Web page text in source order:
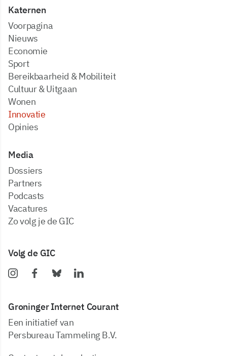
Katernen
Voorpagina
Nieuws
Economie
Sport
Bereikbaarheid & Mobiliteit
Cultuur & Uitgaan
Wonen
Innovatie
Opinies
Media
dossiers
partners
podcasts
vacatures
zo volg je de GIC
Volg de GIC
Groninger Internet Courant
Een initiatief van
Persbureau Tammeling B.V.